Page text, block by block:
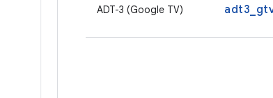
ADT-3 (Google TV)